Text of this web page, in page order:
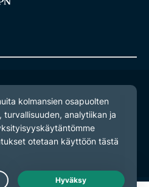
pidätetään.